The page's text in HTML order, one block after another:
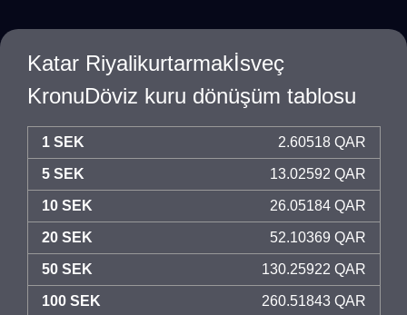
Katar Riyalikurtarmakİsveç
KronuDöviz kuru dönüşüm tablosu
1 SEK 2.60518 QAR
5 SEK 13.02592 QAR
10 SEK 26.05184 QAR
20 SEK 52.10369 QAR
50 SEK 130.25922 QAR
100 SEK 260.51843 QAR